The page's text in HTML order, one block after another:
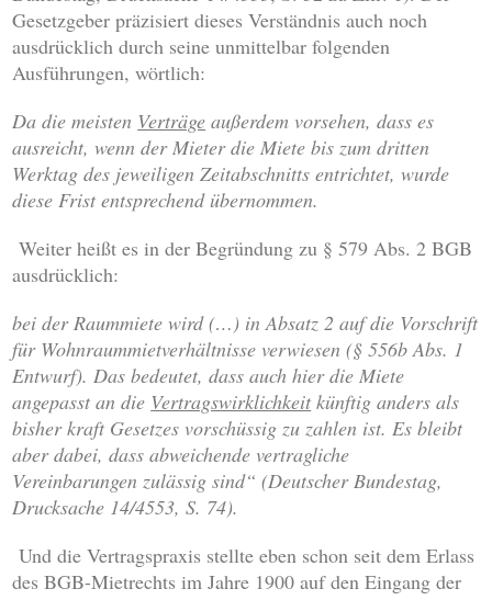
Gesetzgeber präzisiert dieses Verständnis auch noch
ausdrücklich durch seine unmittelbar folgenden
Ausführungen, wörtlich:
Da die meisten Verträge außerdem vorsehen, dass es
ausreicht, wenn der Mieter die Miete bis zum dritten
Werktag des jeweiligen Zeitabschnitts entrichtet, wurde
diese Frist entsprechend übernommen.
Weiter heißt es in der Begründung zu § 579 Abs. 2 BGB
ausdrücklich:
bei der Raummiete wird (…) in Absatz 2 auf die Vorschrift
für Wohnraummietverhältnisse verwiesen (§ 556b Abs. 1
Entwurf). Das bedeutet, dass auch hier die Miete
angepasst an die Vertragswirklichkeit künftig anders als
bisher kraft Gesetzes vorschüssig zu zahlen ist. Es bleibt
aber dabei, dass abweichende vertragliche
Vereinbarungen zulässig sind“(Deutscher Bundestag,
Drucksache 14/4553, S. 74).
Und die Vertragspraxis stellte eben schon seit dem Erlass
des BGB-Mietrechts im Jahre 1900 auf den Eingang der